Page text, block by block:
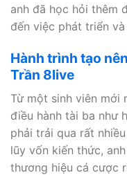
anh đã học hỏi thêm
đến việc phát triển
Hành trình tạo
Trần 8live
Từ một sinh viên mới
điều hành tài ba như
phải trải qua rất
lũy vốn kiến thức,
thương hiệu cá cược